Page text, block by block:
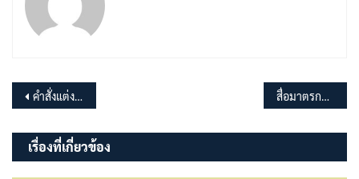
แนะแนว
เรื่อง
คำสั่งแต่งตั้งเจ้าหน้าที่รับผิดชอบมาตรการป้องกันการละเว้นการปฏิบัติหน้าที่ในการบังคับใช้กฎหมายเกี่ยวกับป้ายโฆษณาฯ สื่อมาตรการป้องกันการละเว้นการปฏิบัติหน้าที่ในการบังคับใช้กฎหมายเกี่ยวกับป้ายโฆษณาบนทางสาธารณะ (infographics)
เรื่องที่เกี่ยวข้อง